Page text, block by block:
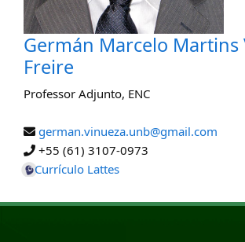
Germán Marcelo Martins
Freire
Professor Adjunto, ENC
german.vinueza.unb@gmail.com
+55 (61) 3107-0973
Currículo Lattes